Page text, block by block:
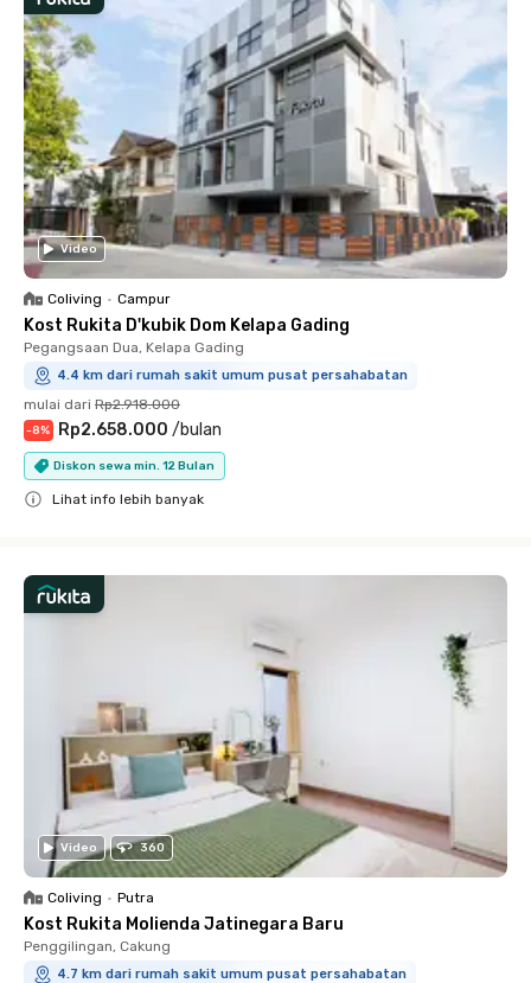
Video
Coliving • Campur
Kost Rukita D'kubik Dom Kelapa Gading
Pegangsaan Dua, Kelapa Gading
4.4 km dari rumah sakit umum pusat persahabatan
mulai dari Rp2.918.000
-8% Rp2.658.000 /bulan
Diskon sewa min. 12 Bulan
Lihat info lebih banyak
Video 360
Coliving • Putra
Kost Rukita Molienda Jatinegara Baru
Penggilingan, Cakung
4.7 km dari rumah sakit umum pusat persahabatan